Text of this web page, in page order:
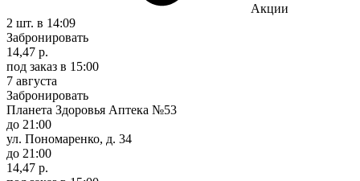
Акции
2 шт. в 14:09
Забронировать
14,47 р.
под заказ в 15:00
7 августа
Забронировать
Планета Здоровья Аптека №53
до 21:00
ул. Пономаренко, д. 34
до 21:00
14,47 р.